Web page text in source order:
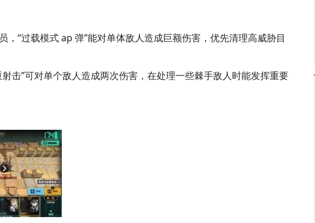
，“过载模式 ap 弹”能对单体敌人造成巨额伤害，优先清理高威胁目
击”可对单个敌人造成两次伤害，在处理一些棘手敌人时能发挥重要